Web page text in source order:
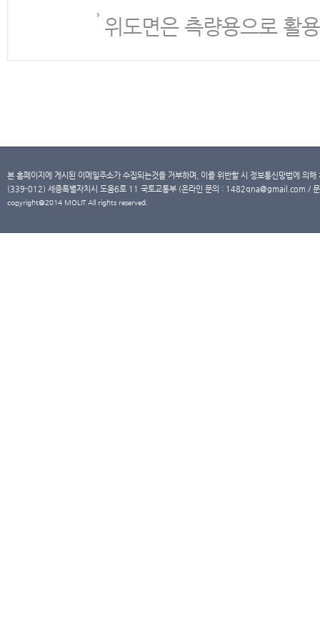
위도면은 측량용으로 활
본 홈페이지에 게시된 이메일주소가 수집되는것을 거부하며, 이를 위반할 시 정보통신망법에 의
(339-012) 세종특별자치시 도움6로 11 국토교통부 (온라인 문의 : 1482qna@gmail.com /
copyright@2014 MOLIT All rights reserved.